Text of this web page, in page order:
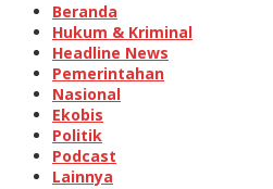
Beranda
Hukum & Kriminal
Headline News
Pemerintahan
Nasional
Ekobis
Politik
Podcast
Lainnya